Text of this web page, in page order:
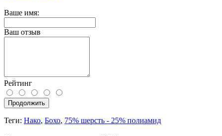
Ваше имя:
Ваш отзыв
Рейтинг
Продолжить
Теги: Нако, Бохо, 75% шерсть - 25% полиамид